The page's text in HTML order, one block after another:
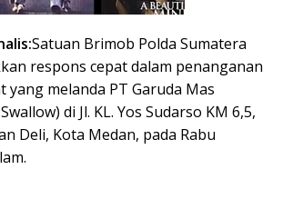
Satuan Brimob Polda Sumatera
respons cepat dalam penanganan
yang melanda PT Garuda Mas
di Jl. KL. Yos Sudarso KM 6,5,
Deli, Kota Medan, pada Rabu